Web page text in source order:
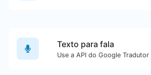
Texto para fala